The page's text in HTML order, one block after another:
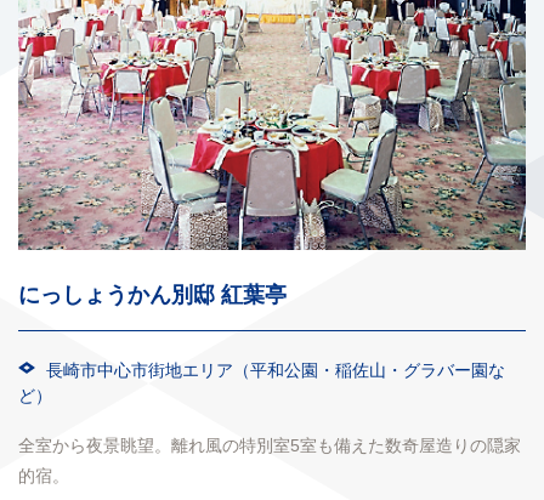
にっしょうかん別邸 紅葉亭
長崎市中心市街地エリア（平和公園・稲佐山・グラバー園な
ど）
全室から夜景眺望。離れ風の特別室5室も備えた数奇屋造りの隠家
的宿。